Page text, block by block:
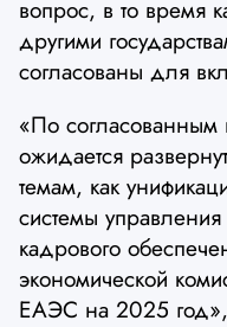
вопрос, в то время
другими
согласованы для
«По согласованным
ожидается
темам, как
системы
кадрового
экономической
ЕАЭС на 2025